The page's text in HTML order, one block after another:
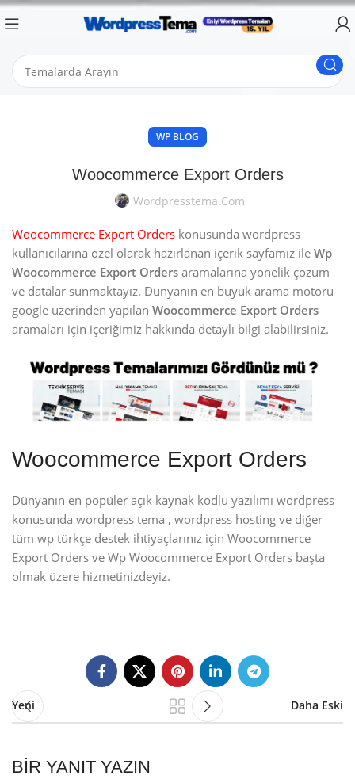
WP BLOG
Woocommerce Export Orders
Wordpresstema.com
Woocommerce Export Orders konusunda wordpress
kullanıcılarına özel olarak hazırlanan içerik sayfamız ile Wp
Woocommerce Export Orders aramalarına yönelik çözüm
ve datalar sunmaktayız. Dünyanın en büyük arama motoru
google üzerinden yapılan Woocommerce Export Orders
aramaları için içeriğimiz hakkında detaylı bilgi alabilirsiniz.
Woocommerce Export Orders
Dünyanın en popüler açık kaynak kodlu yazılımı wordpress
konusunda wordpress tema , wordpress hosting ve diğer
tüm wp türkçe destek ihtiyaçlarınız için Woocommerce
Export Orders ve Wp Woocommerce Export Orders başta
olmak üzere hizmetinizdeyiz.
Yeni Daha Eski
BIR YANIT YAZIN